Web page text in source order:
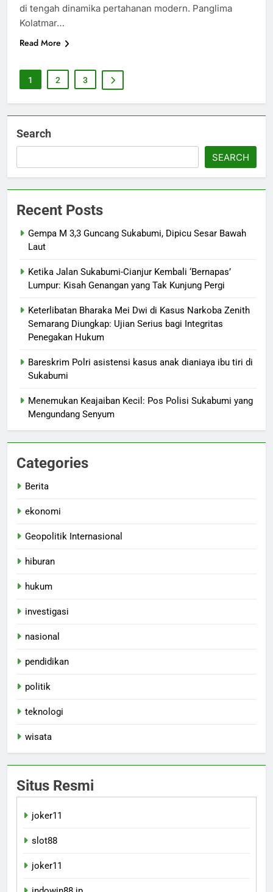
di tengah dinamika pertahanan modern. Panglima
Kolatmar…
Read More
1 2 3
Search
SEARCH
Recent Posts
Gempa M 3,3 Guncang Sukabumi, Dipicu Sesar Bawah
Laut
Ketika Jalan Sukabumi-Cianjur Kembali ‘Bernapas’
Lumpur: Kisah Genangan yang Tak Kunjung Pergi
Keterlibatan Bharaka Mei Dwi di Kasus Narkoba Zenith
Semarang Diungkap: Ujian Serius bagi Integritas
Penegakan Hukum
Bareskrim Polri asistensi kasus anak dianiaya ibu tiri di
Sukabumi
Menemukan Keajaiban Kecil: Pos Polisi Sukabumi yang
Mengundang Senyum
Categories
Berita
ekonomi
Geopolitik Internasional
hiburan
hukum
investigasi
nasional
pendidikan
politik
teknologi
wisata
Situs Resmi
joker11
slot88
joker11